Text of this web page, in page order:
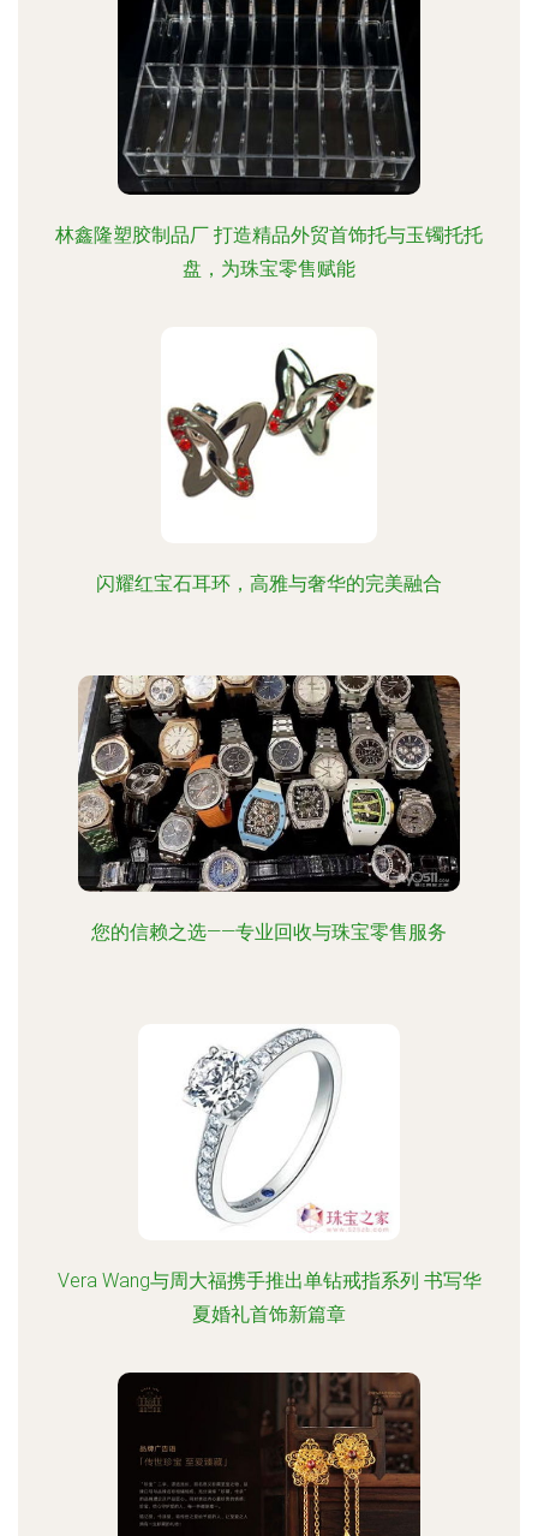
林鑫隆塑胶制品厂 打造精品外贸首饰托与玉镯托托
盘，为珠宝零售赋能
闪耀红宝石耳环，高雅与奢华的完美融合
您的信赖之选——专业回收与珠宝零售服务
Vera Wang与周大福携手推出单钻戒指系列 书写华
夏婚礼首饰新篇章